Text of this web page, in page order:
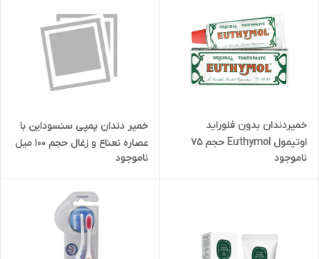
خمیردندان بدون فلوراید
اوتیمول Euthymol حجم 75
میل
ناموجود
خمیر دندان پمپی سنسوداین با
عصاره نعناع و زغال حجم 100 میل
ناموجود